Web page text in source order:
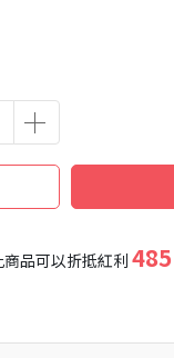
商品可以折抵紅利 485